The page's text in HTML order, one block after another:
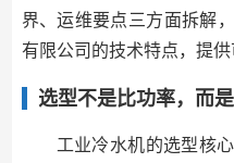
界、运维要点三方面拆解
有限公司的技术特点，提供
选型不是比功率，而
工业冷水机的选型核